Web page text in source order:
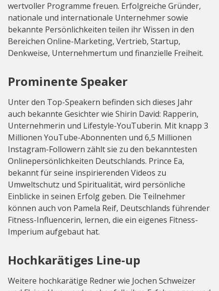
wertvoller Programme freuen. Erfolgreiche Gründer,
nationale und internationale Unternehmer sowie
bekannte Persönlichkeiten teilen ihr Wissen in den
Bereichen Online-Marketing, Vertrieb, Startup,
Denkweise, Unternehmertum und finanzielle Freiheit.
Prominente Speaker
Unter den Top-Speakern befinden sich dieses Jahr
auch bekannte Gesichter wie Shirin David: Rapperin,
Unternehmerin und Lifestyle-YouTuberin. Mit knapp 3
Millionen YouTube-Abonnenten und 6,5 Millionen
Instagram-Followern zählt sie zu den bekanntesten
Onlinepersönlichkeiten Deutschlands. Prince Ea,
bekannt für seine inspirierenden Videos zu
Umweltschutz und Spiritualität, wird persönliche
Einblicke in seinen Erfolg geben. Die Teilnehmer
können auch von Pamela Reif, Deutschlands führender
Fitness-Influencerin, lernen, die ein eigenes Fitness-
Imperium aufgebaut hat.
Hochkarätiges Line-up
Weitere hochkarätige Redner wie Jochen Schweizer